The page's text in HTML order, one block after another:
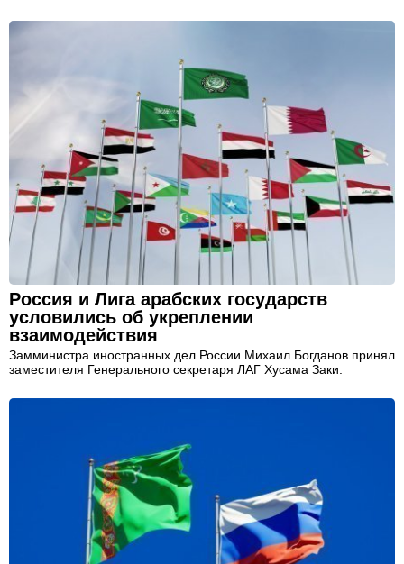
Россия и Лига арабских государств
условились об укреплении
взаимодействия
Замминистра иностранных дел России Михаил Богданов принял
заместителя Генерального секретаря ЛАГ Хусама Заки.